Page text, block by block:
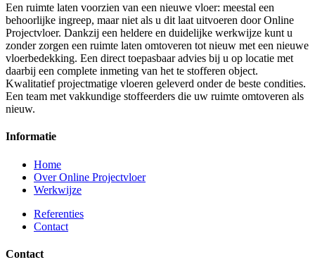
Een ruimte laten voorzien van een nieuwe vloer: meestal een
behoorlijke ingreep, maar niet als u dit laat uitvoeren door Online
Projectvloer. Dankzij een heldere en duidelijke werkwijze kunt u
zonder zorgen een ruimte laten omtoveren tot nieuw met een nieuwe
vloerbedekking. Een direct toepasbaar advies bij u op locatie met
daarbij een complete inmeting van het te stofferen object.
Kwalitatief projectmatige vloeren geleverd onder de beste condities.
Een team met vakkundige stoffeerders die uw ruimte omtoveren als
nieuw.
Informatie
Home
Over Online Projectvloer
Werkwijze
Referenties
Contact
Contact